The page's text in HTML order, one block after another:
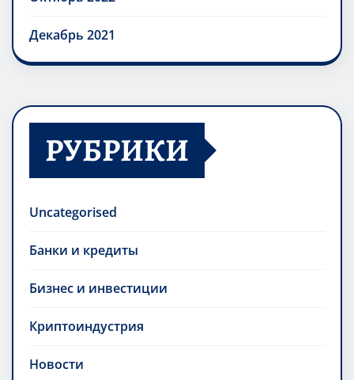
Декабрь 2021
РУБРИКИ
Uncategorised
Банки и кредиты
Бизнес и инвестиции
Криптоиндустрия
Новости